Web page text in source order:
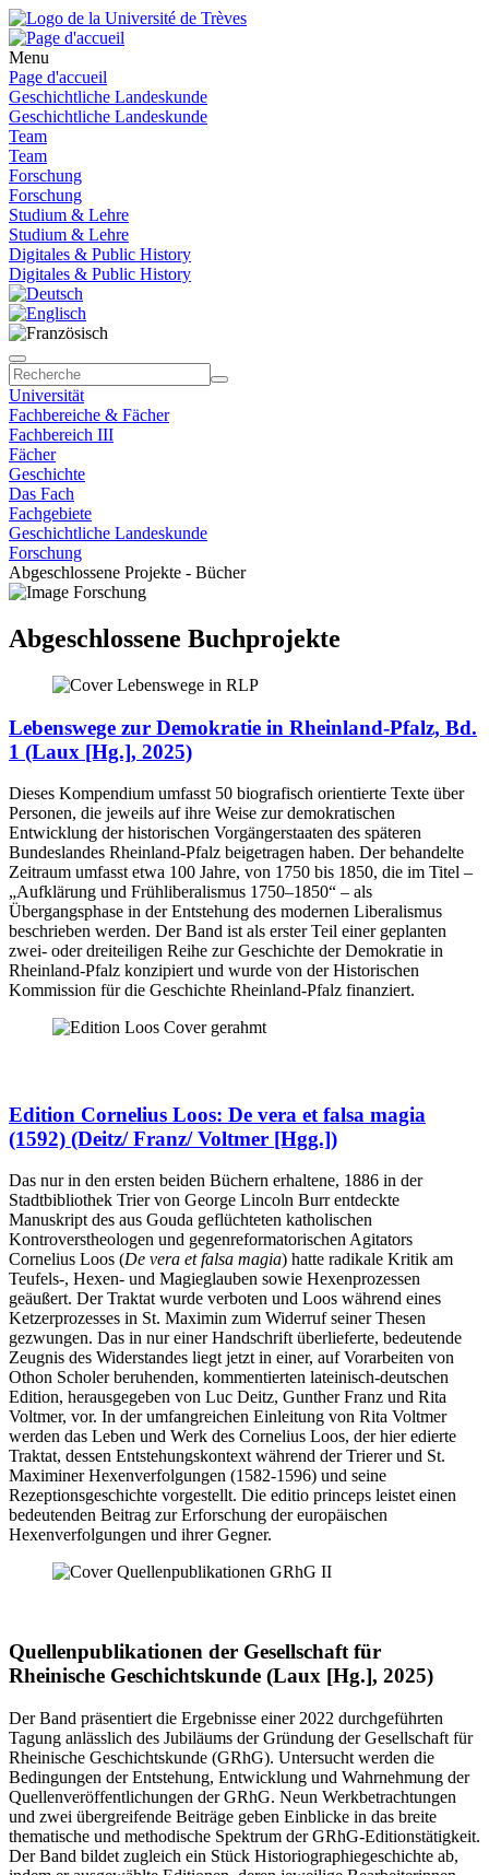
Menu
Page d'accueil
Geschichtliche Landeskunde
Geschichtliche Landeskunde
Team
Team
Forschung
Forschung
Studium & Lehre
Studium & Lehre
Digitales & Public History
Digitales & Public History
Universität
Fachbereiche & Fächer
Fachbereich III
Fächer
Geschichte
Das Fach
Fachgebiete
Geschichtliche Landeskunde
Forschung
Abgeschlossene Projekte - Bücher
Abgeschlossene Buchprojekte
Lebenswege zur Demokratie in Rheinland-Pfalz, Bd.
1 (Laux [Hg.], 2025)
Dieses Kompendium umfasst 50 biografisch orientierte Texte über
Personen, die jeweils auf ihre Weise zur demokratischen
Entwicklung der historischen Vorgängerstaaten des späteren
Bundeslandes Rheinland-Pfalz beigetragen haben. Der behandelte
Zeitraum umfasst etwa 100 Jahre, von 1750 bis 1850, die im Titel –
„Aufklärung und Frühliberalismus 1750–1850“ – als
Übergangsphase in der Entstehung des modernen Liberalismus
beschrieben werden. Der Band ist als erster Teil einer geplanten
zwei- oder dreiteiligen Reihe zur Geschichte der Demokratie in
Rheinland-Pfalz konzipiert und wurde von der Historischen
Kommission für die Geschichte Rheinland-Pfalz finanziert.
Edition Cornelius Loos: De vera et falsa magia
(1592) (Deitz/ Franz/ Voltmer [Hgg.])
Das nur in den ersten beiden Büchern erhaltene, 1886 in der
Stadtbibliothek Trier von George Lincoln Burr entdeckte
Manuskript des aus Gouda geflüchteten katholischen
Kontroverstheologen und gegenreformatorischen Agitators
Cornelius Loos (De vera et falsa magia) hatte radikale Kritik am
Teufels-, Hexen- und Magieglauben sowie Hexenprozessen
geäußert. Der Traktat wurde verboten und Loos während eines
Ketzerprozesses in St. Maximin zum Widerruf seiner Thesen
gezwungen. Das in nur einer Handschrift überlieferte, bedeutende
Zeugnis des Widerstandes liegt jetzt in einer, auf Vorarbeiten von
Othon Scholer beruhenden, kommentierten lateinisch-deutschen
Edition, herausgegeben von Luc Deitz, Gunther Franz und Rita
Voltmer, vor. In der umfangreichen Einleitung von Rita Voltmer
werden das Leben und Werk des Cornelius Loos, der hier edierte
Traktat, dessen Entstehungskontext während der Trierer und St.
Maximiner Hexenverfolgungen (1582-1596) und seine
Rezeptionsgeschichte vorgestellt. Die editio princeps leistet einen
bedeutenden Beitrag zur Erforschung der europäischen
Hexenverfolgungen und ihrer Gegner.
Quellenpublikationen der Gesellschaft für
Rheinische Geschichtskunde (Laux [Hg.], 2025)
Der Band präsentiert die Ergebnisse einer 2022 durchgeführten
Tagung anlässlich des Jubiläums der Gründung der Gesellschaft für
Rheinische Geschichtskunde (GRhG). Untersucht werden die
Bedingungen der Entstehung, Entwicklung und Wahrnehmung der
Quellenveröffentlichungen der GRhG. Neun Werkbetrachtungen
und zwei übergreifende Beiträge geben Einblicke in das breite
thematische und methodische Spektrum der GRhG-Editionstätigkeit.
Der Band bildet zugleich ein Stück Historiographiegeschichte ab,